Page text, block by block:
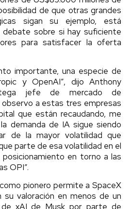
de que otras grandes
sigan su ejemplo, está
debate sobre si hay suficiente
para satisfacer la oferta
importante, una especie de
y OpenAI”, dijo Anthony
jefe de mercado de
observo a estas tres empresas
que están recaudando, me
demanda de IA sigue siendo
de la mayor volatilidad que
parte de esa volatilidad en el
en torno a las
OPI”.
pionero permite a SpaceX
valoración en menos de un
de xAI de Musk por parte de